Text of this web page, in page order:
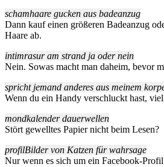
schamhaare gucken aus badeanzug
Dann kauf einen größeren Badeanzug
Haare ab.
intimrasur am strand ja oder nein
Nein. Sowas macht man daheim, bevor
spricht jemand anderes aus meinem
Wenn du ein Handy verschluckt hast,
mondkalender dauerwellen
Stört gewelltes Papier nicht beim Lesen?
profilBilder von Katzen für wahrsage
Nur wenn es sich um ein Facebook-